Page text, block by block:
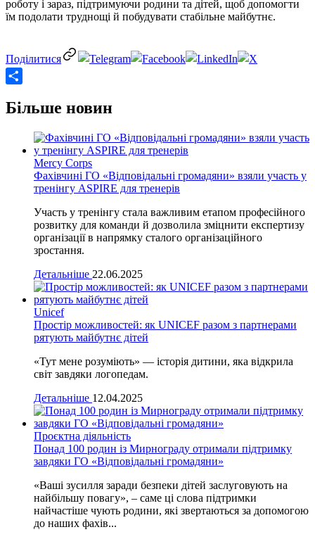
роботу і зараз, підтримуючи родини та дітей, щоб допомогти
їм подолати труднощі й побудувати стабільне майбутнє.
Більше новин
Mercy Corps
Фахівчині ГО «Відповідальні громадяни» взяли участь у
тренінгу ASPIRE для тренерів
Участь у тренінгу стала важливим етапом професійного
розвитку для команди й дозволила зміцнити експертизу
організації в напрямку сталого організаційного
зростання.
Детальніше 22.06.2025
Unicef
Простір можливостей: як UNICEF разом з партнерами
рятують майбутнє дітей
«Тут мене розуміють» — історія дитини, яка відкрила
світ завдяки логопедам.
Детальніше 12.04.2025
Проєктна діяльність
Понад 100 родин із Мирнограду отримали підтримку
завдяки ГО «Відповідальні громадяни»
«Ваші зусилля заради безпеки дітей заслуговують на
найбільшу повагу», – саме ці слова підтримки
найчастіше чують родини, які звертаються за допомогою
до наших фахів...